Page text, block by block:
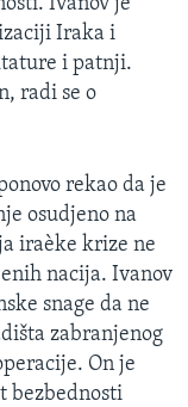
Iraka i
i patnji.
radi se o
rekao da je
osudjeno na
iraèke krize ne
nacija. Ivanov
snage da ne
zabranjenog
On je
bezbednosti